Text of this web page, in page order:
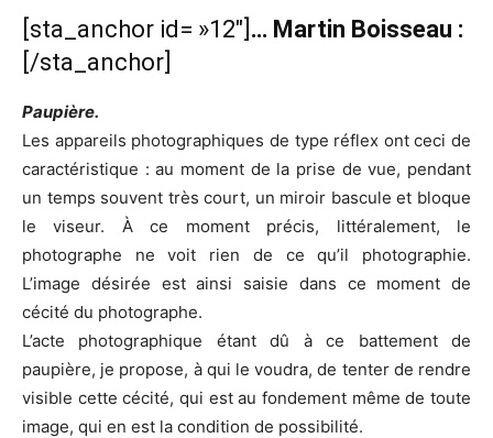
[sta_anchor id= »12″] … Martin Boisseau :
[/sta_anchor]
Paupière.
Les appareils photographiques de type réflex ont ceci de
caractéristique : au moment de la prise de vue, pendant
un temps souvent très court, un miroir bascule et bloque
le viseur. À ce moment précis, littéralement, le
photographe ne voit rien de ce qu’il photographie.
L’image désirée est ainsi saisie dans ce moment de
cécité du photographe.
L’acte photographique étant dû à ce battement de
paupière, je propose, à qui le voudra, de tenter de rendre
visible cette cécité, qui est au fondement même de toute
image, qui en est la condition de possibilité.